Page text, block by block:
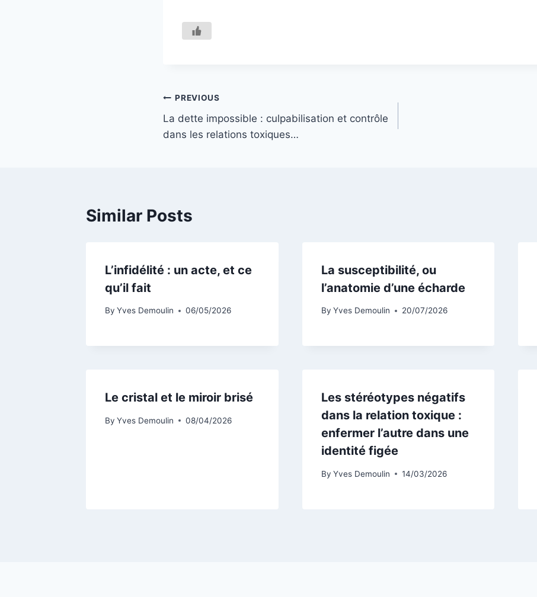
Navigation
de
PREVIOUS
La dette impossible : culpabilisation et contrôle
dans les relations toxiques…
Similar Posts
L’infidélité : un acte, et ce
qu’il fait
By Yves Demoulin 06/05/2026
La susceptibilité, ou
l’anatomie d’une écharde
By Yves Demoulin 20/07/2026
Le cristal et le miroir brisé
By Yves Demoulin 08/04/2026
Les stéréotypes négatifs
dans la relation toxique :
enfermer l’autre dans une
identité figée
By Yves Demoulin 14/03/2026